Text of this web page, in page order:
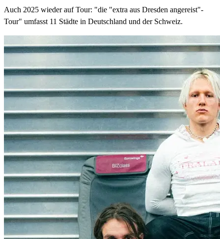
Auch 2025 wieder auf Tour: "die "extra aus Dresden angereist"-
Tour" umfasst 11 Städte in Deutschland und der Schweiz.